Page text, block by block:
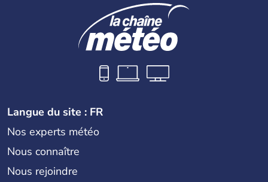
Langue du site : FR
Nos experts météo
Nous connaître
Nous rejoindre